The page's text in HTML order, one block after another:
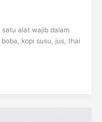
alat wajib dalam
kopi susu, jus, thai